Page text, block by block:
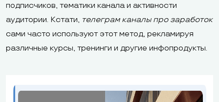
подписчиков, тематики канала и активности
аудитории. Кстати, телеграм каналы про заработок
сами часто используют этот метод, рекламируя
различные курсы, тренинги и другие инфопродукты.